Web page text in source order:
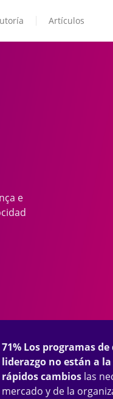
Artículos
e
71% Los programas
liderazgo no están a
rápidos cambioslas
mercado y de la